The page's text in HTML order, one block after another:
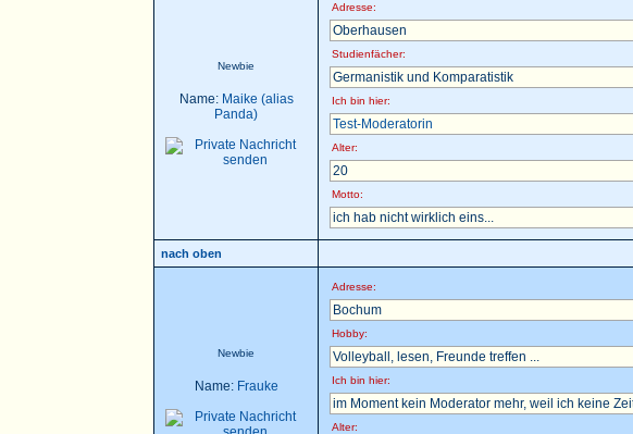
Newbie
Name: Maike (alias
Panda)
Adresse:
Oberhausen
Studienfächer:
Germanistik und Komparatistik
Ich bin hier:
Test-Moderatorin
Alter:
20
Motto:
ich hab nicht wirklich eins...
nach oben
Newbie
Name: Frauke
Adresse:
Bochum
Hobby:
Volleyball, lesen, Freunde treffen ...
Ich bin hier:
im Moment kein Moderator mehr, weil ich keine
Alter: